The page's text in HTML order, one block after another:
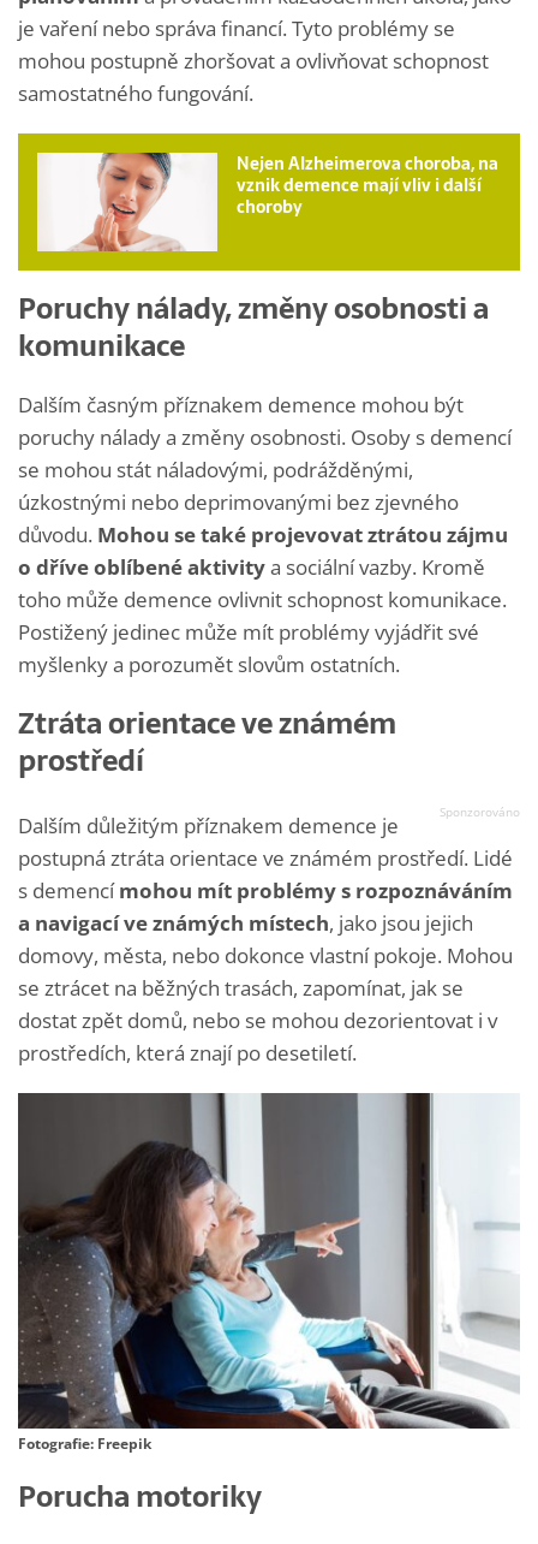
je vaření nebo správa financí. Tyto problémy se
mohou postupně zhoršovat a ovlivňovat schopnost
samostatného fungování.
Nejen Alzheimerova choroba, na
vznik demence mají vliv i další
choroby
Poruchy nálady, změny osobnosti a
komunikace
Dalším časným příznakem demence mohou být
poruchy nálady a změny osobnosti. Osoby s demencí
se mohou stát náladovými, podrážděnými,
úzkostnými nebo deprimovanými bez zjevného
důvodu. Mohou se také projevovat ztrátou zájmu
o dříve oblíbené aktivitya sociální vazby. Kromě
toho může demence ovlivnit schopnost komunikace.
Postižený jedinec může mít problémy vyjádřit své
myšlenky a porozumět slovům ostatních.
Ztráta orientace ve známém
prostředí
Dalším důležitým příznakem demence je
postupná ztráta orientace ve známém prostředí. Lidé
s demencímohou mít problémy s rozpoznáváním
a navigací ve známých místech, jako jsou jejich
domovy, města, nebo dokonce vlastní pokoje. Mohou
se ztrácet na běžných trasách, zapomínat, jak se
dostat zpět domů, nebo se mohou dezorientovat i v
prostředích, která znají po desetiletí.
Fotografie: Freepik
Porucha motoriky